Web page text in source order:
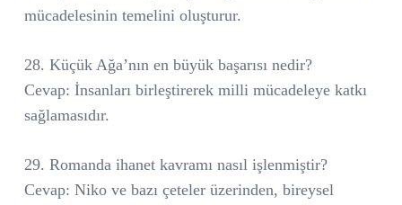
mücadelesinin temelini oluşturur.
28. Küçük Ağa’nın en büyük başarısı nedir?
Cevap: İnsanları birleştirerek milli mücadeleye katkı
sağlamasıdır.
29. Romanda ihanet kavramı nasıl işlenmiştir?
Cevap: Niko ve bazı çeteler üzerinden, bireysel